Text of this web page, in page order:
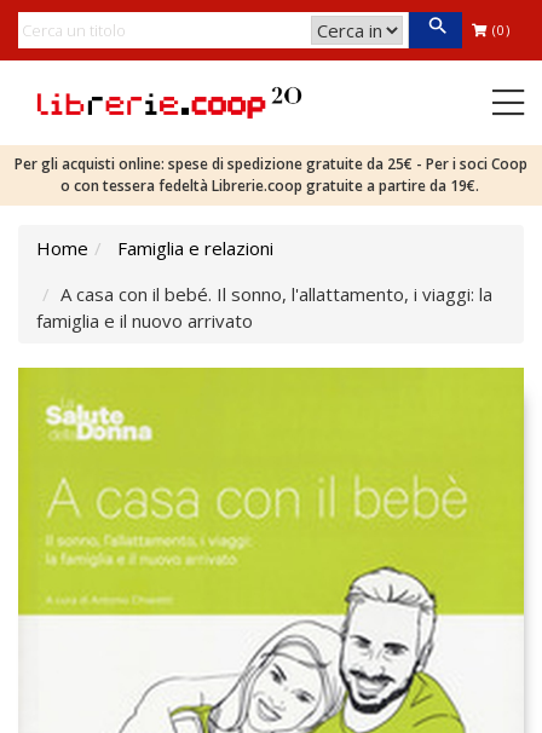
(0)
Per gli acquisti online: spese di spedizione gratuite da 25€ - Per i soci Coop
o con tessera fedeltà Librerie.coop gratuite a partire da 19€.
Home
Famiglia e relazioni
A casa con il bebé. Il sonno, l'allattamento, i viaggi: la
famiglia e il nuovo arrivato